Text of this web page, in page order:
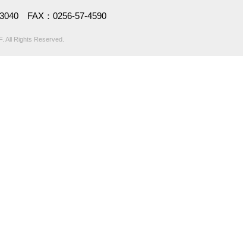
FAX：0256-57-4590
All Rights Reserved.